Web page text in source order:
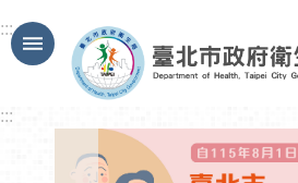
跳到主要內容區塊
:::
:::